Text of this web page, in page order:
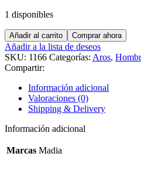
1 disponibles
MADIA
F85858
cantidad
Añadir al carrito Comprar ahora
Añadir a la lista de deseos
SKU: 1166 Categorías: Aros,
Compartir:
Información adicional
Valoraciones (0)
Shipping & Delivery
Información adicional
Marcas Madia